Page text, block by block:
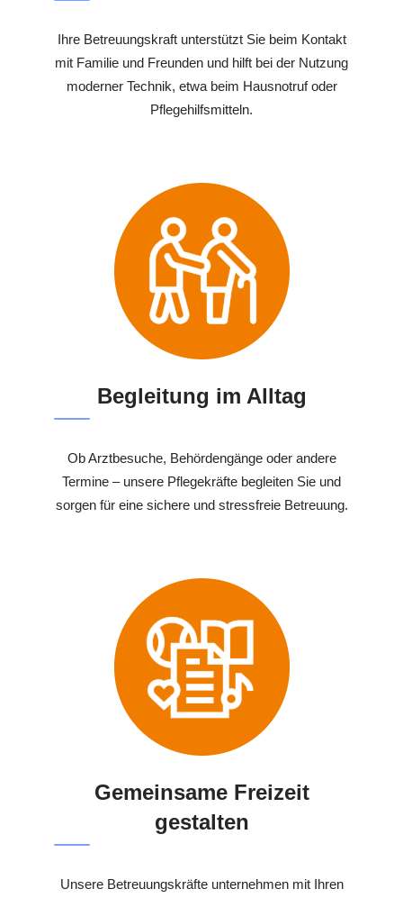
Ihre Betreuungskraft unterstützt Sie beim Kontakt
mit Familie und Freunden und hilft bei der Nutzung
moderner Technik, etwa beim Hausnotruf oder
Pflegehilfsmitteln.
Begleitung im Alltag
Ob Arztbesuche, Behördengänge oder andere
Termine – unsere Pflegekräfte begleiten Sie und
sorgen für eine sichere und stressfreie Betreuung.
Gemeinsame Freizeit
gestalten
Unsere Betreuungskräfte unternehmen mit Ihren